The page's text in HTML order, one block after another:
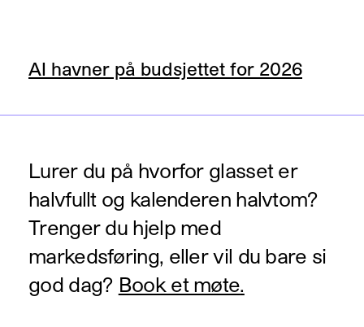
AI havner på budsjettet for 2026
Lurer du på hvorfor glasset er
halvfullt og kalenderen halvtom?
Trenger du hjelp med
markedsføring, eller vil du bare si
god dag? Book et møte.